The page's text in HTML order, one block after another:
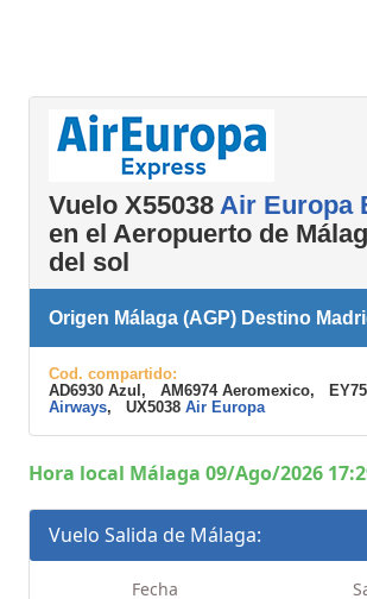
Vuelo X55038 Air Europa
en el Aeropuerto de
del sol
Origen Málaga (AGP) Destino
Cod. compartido:
AD6930 Azul, AM6974 Aeromexico,
Airways, UX5038 Air Europa
Hora local Málaga 09/Ago/2026
Vuelo Salida de Málaga:
Fecha